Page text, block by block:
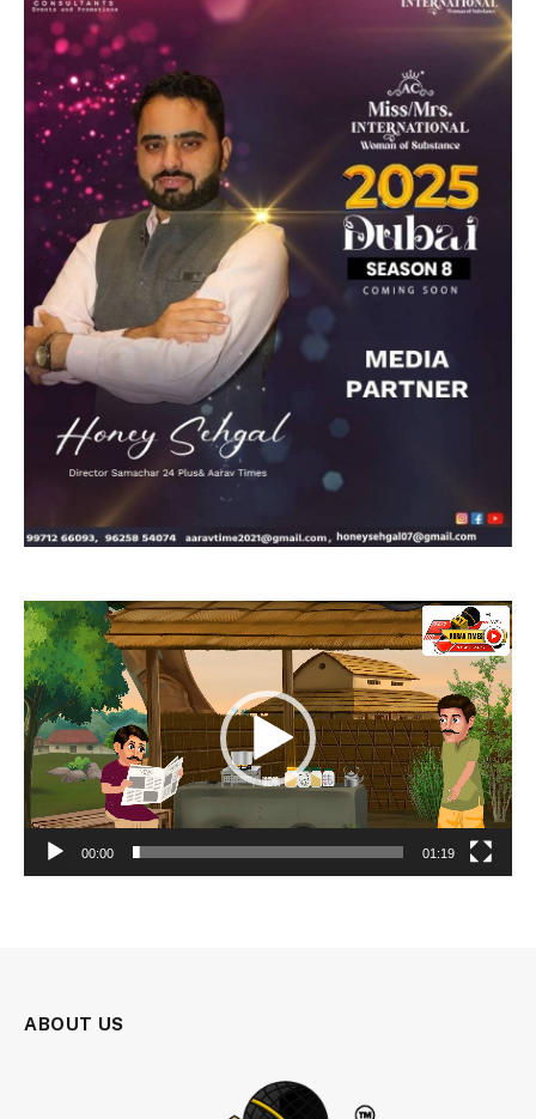
Video
Player
00:00 01:19
ABOUT US